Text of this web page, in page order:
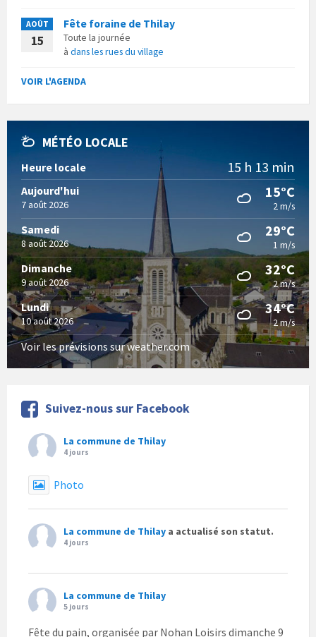
AOÛT
15
Fête foraine de Thilay
Toute la journée
à dans les rues du village
VOIR L'AGENDA
MÉTÉO LOCALE
Heure locale 15 h 13 min
Aujourd'hui
7 août 2026
15°C
2 m/s
Samedi
8 août 2026
29°C
1 m/s
Dimanche
9 août 2026
32°C
2 m/s
Lundi
10 août 2026
34°C
2 m/s
Voir les prévisions sur weather.com
Suivez-nous sur Facebook
La commune de Thilay
4 jours
Photo
La commune de Thilay a actualisé son statut.
4 jours
La commune de Thilay
5 jours
Fête du pain, organisée par Nohan Loisirs dimanche 9